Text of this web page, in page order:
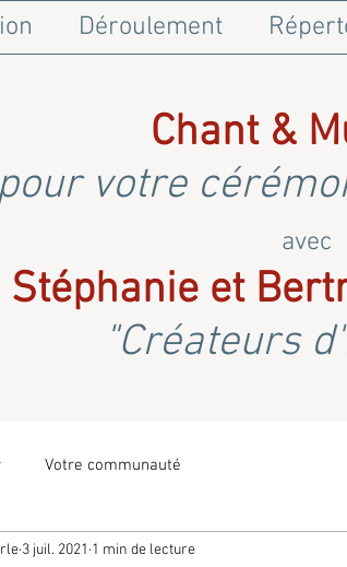
Déroulement
Chant &
votre
avec
Stéphanie et
"Créateurs
Votre communauté
3 juil. 2021 1 min de lecture